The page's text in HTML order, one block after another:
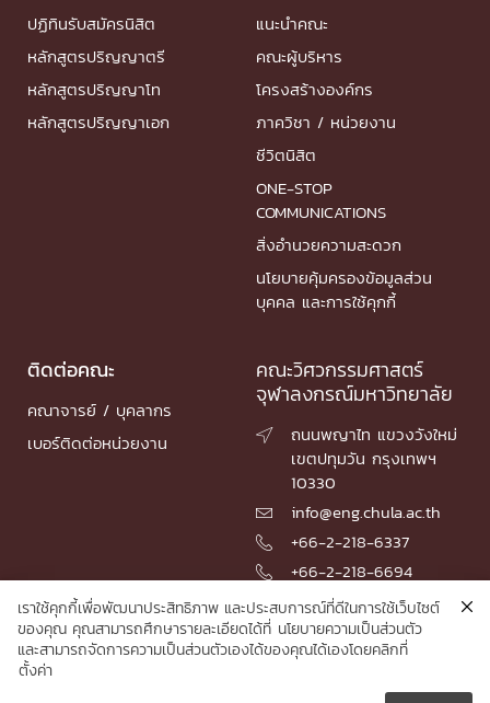
ปฏิทินรับสมัครนิสิต
หลักสูตรปริญญาตรี
หลักสูตรปริญญาโท
หลักสูตรปริญญาเอก
แนะนำคณะ
คณะผู้บริหาร
โครงสร้างองค์กร
ภาควิชา / หน่วยงาน
ชีวิตนิสิต
ONE-STOP
COMMUNICATIONS
สิ่งอำนวยความสะดวก
นโยบายคุ้มครองข้อมูลส่วน
บุคคล และการใช้คุกกี้
ติดต่อคณะ
คณาจารย์ / บุคลากร
เบอร์ติดต่อหน่วยงาน
คณะวิศวกรรมศาสตร์
จุฬาลงกรณ์มหาวิทยาลัย

ถนนพญาไท แขวงวังใหม่
เขตปทุมวัน กรุงเทพฯ
10330
 info@eng.chula.ac.th
 +66-2-218-6337
 +66-2-218-6694
© 2026 Faculty of Engineering, Chulalongkorn University
เราใช้คุกกี้เพื่อพัฒนาประสิทธิภาพ และประสบการณ์ที่ดีในการใช้เว็บไซต์
ของคุณ คุณสามารถศึกษารายละเอียดได้ที่ นโยบายความเป็นส่วนตัว
และสามารถจัดการความเป็นส่วนตัวเองได้ของคุณได้เองโดยคลิกที่
ตั้งค่า